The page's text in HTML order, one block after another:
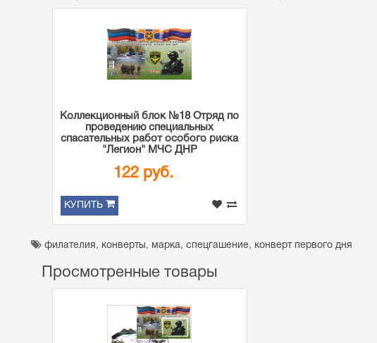
Коллекционный блок №18 Отряд по
проведению специальных
спасательных работ особого риска
"Легион" МЧС ДНР
122 руб.
КУПИТЬ
филателия , конверты , марка, спецгашение, конверт первого дня
Просмотренные товары